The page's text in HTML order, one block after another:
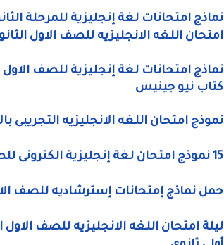
نماذج امتحانات لغة إنجليزية للمرحلة الثانوية الترم
امتحان اللغه الانجليزيه للصف الاول
كتاب نيو جينيس
نموذج امتحان اللغه الانجليزيه التجريبى
15 نموذج امتحان لغة إنجليزية الكترونى للصف الاول الثانوي الترم الاول 2021 مستر سعد عز الدين
حمل نماذج إمتحانات إسترشاديه للصف